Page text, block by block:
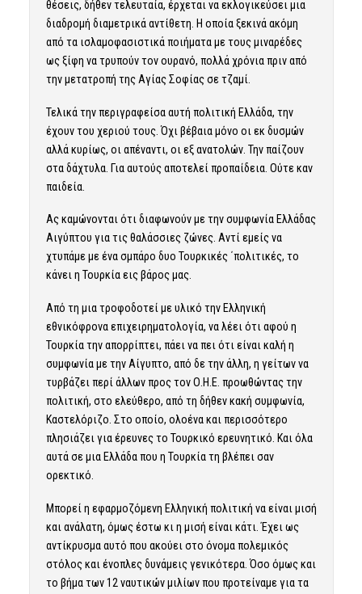
θέσεις, δήθεν τελευταία, έρχεται να εκλογικεύσει μια
διαδρομή διαμετρικά αντίθετη. Η οποία ξεκινά ακόμη
από τα ισλαμοφασιστικά ποιήματα με τους μιναρέδες
ως ξίφη να τρυπούν τον ουρανό, πολλά χρόνια πριν από
την μετατροπή της Αγίας Σοφίας σε τζαμί.
Τελικά την περιγραφείσα αυτή πολιτική Ελλάδα, την
έχουν του χεριού τους. Όχι βέβαια μόνο οι εκ δυσμών
αλλά κυρίως, οι απέναντι, οι εξ ανατολών. Την παίζουν
στα δάχτυλα. Για αυτούς αποτελεί προπαίδεια. Ούτε καν
παιδεία.
Ας καμώνονται ότι διαφωνούν με την συμφωνία Ελλάδας
Αιγύπτου για τις θαλάσσιες ζώνες. Αντί εμείς να
χτυπάμε με ένα σμπάρο δυο Τουρκικές ΄πολιτικές, το
κάνει η Τουρκία εις βάρος μας.
Από τη μια τροφοδοτεί με υλικό την Ελληνική
εθνικόφρονα επιχειρηματολογία, να λέει ότι αφού η
Τουρκία την απορρίπτει, πάει να πει ότι είναι καλή η
συμφωνία με την Αίγυπτο, από δε την άλλη, η γείτων να
τυρβάζει περί άλλων προς τον Ο.Η.Ε. προωθώντας την
πολιτική, στο ελεύθερο, από τη δήθεν κακή συμφωνία,
Καστελόριζο. Στο οποίο, ολοένα και περισσότερο
πλησιάζει για έρευνες το Τουρκικό ερευνητικό. Και όλα
αυτά σε μια Ελλάδα που η Τουρκία τη βλέπει σαν
ορεκτικό.
Μπορεί η εφαρμοζόμενη Ελληνική πολιτική να είναι μισή
και ανάλατη, όμως έστω κι η μισή είναι κάτι. Έχει ως
αντίκρυσμα αυτό που ακούει στο όνομα πολεμικός
στόλος και ένοπλες δυνάμεις γενικότερα. Όσο όμως και
το βήμα των 12 ναυτικών μιλίων που προτείναμε για τα